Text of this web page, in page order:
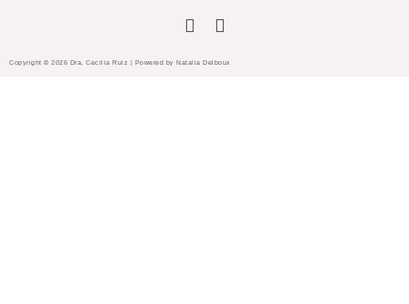
Copyright © 2026 Dra. Cecilia Ruiz | Powered by Natalia Delboux